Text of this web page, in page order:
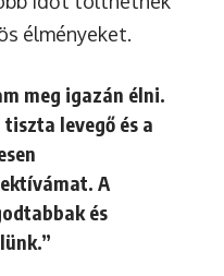
élményeket.
meg igazán élni.
levegő és a
A
és